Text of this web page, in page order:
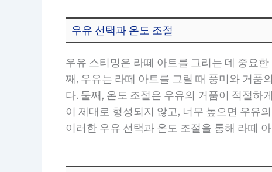
우유 선택과 온도 조절
우유 스티밍은 라떼 아트를 그리는 데 중요
째, 우유는 라떼 아트를 그릴 때 풍미와 거
다. 둘째, 온도 조절은 우유의 거품이 적절하
이 제대로 형성되지 않고, 너무 높으면 우유
이러한 우유 선택과 온도 조절을 통해 라떼